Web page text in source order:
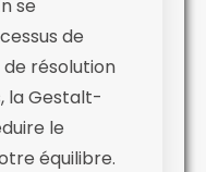
se
de
résolution
la Gestalt-
le
équilibre.